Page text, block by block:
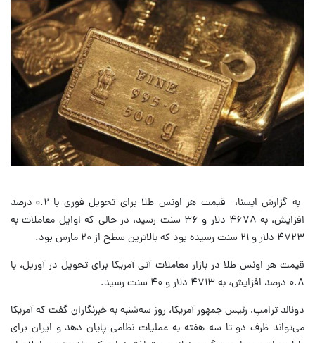
به گزارش ایسنا، قیمت هر اونس طلا برای تحویل فوری با ۰.۲ درصد
افزایش، به ۴۶۷۸ دلار و ۳۶ سنت رسید، در حالی که اوایل معاملات به
۴۷۲۳ دلار و ۲۱ سنت رسیده بود که بالاترین سطح از ۲۰ مارس بود.
قیمت هر اونس طلا در بازار معاملات آتی آمریکا برای تحویل در آوریل، با
۰.۸ درصد افزایش، به ۴۷۱۳ دلار و ۴۰ سنت رسید.
دونالد ترامپ، رئیس جمهور آمریکا، روز سه‌شنبه به خبرنگاران گفت که آمریکا
می‌تواند ظرف دو تا سه هفته به عملیات نظامی پایان دهد و ایران برای